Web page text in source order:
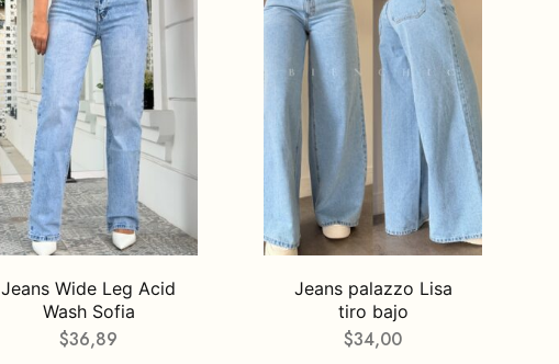
Jeans Wide Leg Acid
Wash Sofia
$36,89
Jeans palazzo Lisa
tiro bajo
$34,00